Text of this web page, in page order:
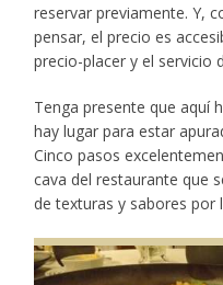
reservar previamente. Y,
pensar, el precio es
precio-placer y el servicio
Tenga presente que aquí
hay lugar para estar
Cinco pasos
cava del restaurante que
de texturas y sabores por